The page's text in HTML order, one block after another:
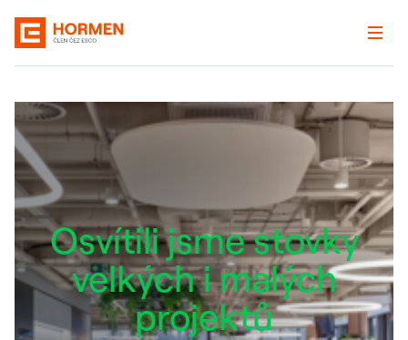
Osvítili jsme stovky
velkých i malých
projektů